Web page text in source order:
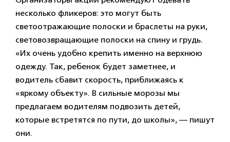
несколько фликеров: это могут быть
светоотражающие полоски и браслеты на руки,
световозвращающие полоски на спину и грудь.
«Их очень удобно крепить именно на верхнюю
одежду. Так, ребенок будет заметнее, и
водитель сбавит скорость, приближаясь к
«яркому объекту». В сильные морозы мы
предлагаем водителям подвозить детей,
которые встретятся по пути, до школы», — пишут
они.